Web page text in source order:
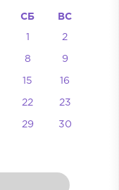
СБ ВС
2
8 9
15 16
22 23
29 30